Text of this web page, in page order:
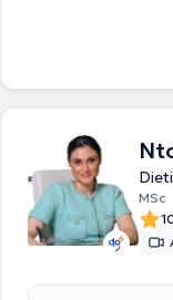
ασφάλειας τροφίμων. Είναι μέλος του Πανελλήνιου Συλλόγου
Διατροφολόγων και
επιστήμης της
σεμινάρια και
του Τμήματος
υπόβαθρο και την
MSc